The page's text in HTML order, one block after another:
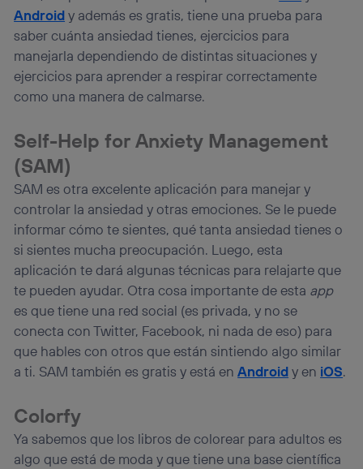
Androidy además es gratis, tiene una prueba para
saber cuánta ansiedad tienes, ejercicios para
manejarla dependiendo de distintas situaciones y
ejercicios para aprender a respirar correctamente
como una manera de calmarse.
Self-Help for Anxiety Management
(SAM)
SAM es otra excelente aplicación para manejar y
controlar la ansiedad y otras emociones. Se le puede
informar cómo te sientes, qué tanta ansiedad tienes o
si sientes mucha preocupación. Luego, esta
aplicación te dará algunas técnicas para relajarte que
te pueden ayudar. Otra cosa importante de esta app
es que tiene una red social (es privada, y no se
conecta con Twitter, Facebook, ni nada de eso) para
que hables con otros que están sintiendo algo similar
a ti. SAM también es gratis y está enAndroidy en iOS.
Colorfy
Ya sabemos que los libros de colorear para adultos es
algo que está de moda y que tiene una base científica